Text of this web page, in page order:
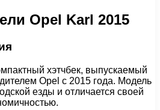
Opel Karl 2015
хэтчбек, выпускаемый
Opel с 2015 года. Модель
езды и отличается своей